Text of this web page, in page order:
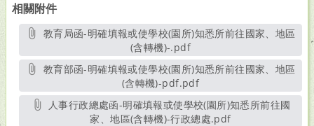
相關附件
(含轉機)-.pdf另開新視窗
(含轉機)-pdf.pdf另開新視窗
家、地區(含轉機)-行政總處.pdf另開新視窗